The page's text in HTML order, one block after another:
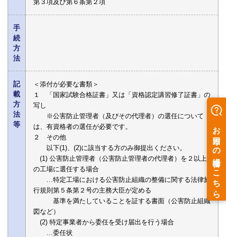
第３項及び第６条第２項
手
続
方
法
記
載
方
法
等
＜添付が必要な書類＞
１ 「国家試験合格証書」又は「資格認定講習修了証書」の
写し
※公害防止管理者（及びその代理者）の選任について
は、有資格者の選任が必要です。
２ その他
以下(1)、(2)に該当する方のみ御提出ください。
(1) 公害防止管理者（公害防止管理者の代理者）を２以上
の工場に選任する場合
…特定工場における公害防止組織の整備に関する法律施
行規則第５条第２号の主務大臣が定める
基準を満たしていることを証する書面（公害防止組織
図など）
(2) 特定事業者から委任を受け届出を行う場合
…委任状